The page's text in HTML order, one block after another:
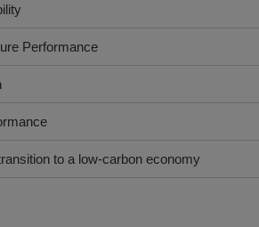
Performance
to a low-carbon economy